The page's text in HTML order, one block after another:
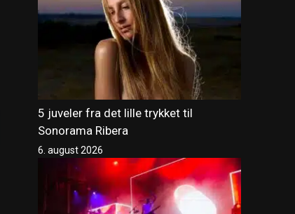
5 juveler fra det lille trykket til
Sonorama Ribera
6. august 2026